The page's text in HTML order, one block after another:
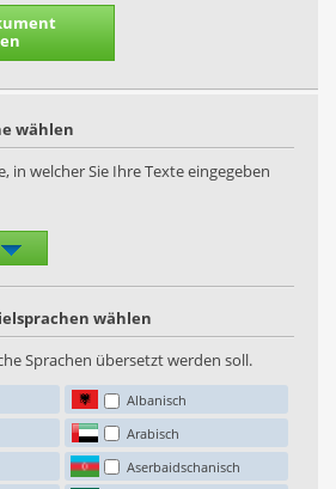
wählen
in welcher Sie Ihre Texte eingegeben
wählen
Sprachen übersetzt werden soll.
Albanisch
Arabisch
Aserbaidschanisch